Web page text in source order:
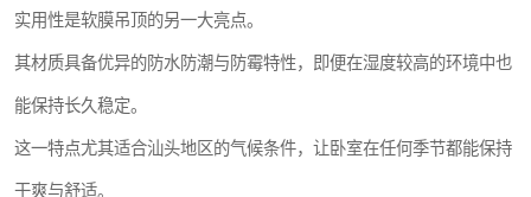
实用性是软膜吊顶的另一大亮点。
其材质具备优异的防水防潮与防霉特性，即便在湿度较高的环境中也
能保持长久稳定。
这一特点尤其适合汕头地区的气候条件，让卧室在任何季节都能保持
干爽与舒适。